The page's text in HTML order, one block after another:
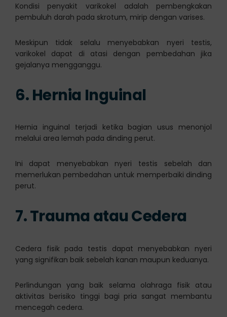
Kondisi penyakit varikokel adalah pembengkakan
pembuluh darah pada skrotum, mirip dengan varises.
Meskipun tidak selalu menyebabkan nyeri testis,
varikokel dapat di atasi dengan pembedahan jika
gejalanya mengganggu.
6. Hernia Inguinal
Hernia inguinal terjadi ketika bagian usus menonjol
melalui area lemah pada dinding perut.
Ini dapat menyebabkan nyeri testis sebelah dan
memerlukan pembedahan untuk memperbaiki dinding
perut.
7. Trauma atau Cedera
Cedera fisik pada testis dapat menyebabkan nyeri
yang signifikan baik sebelah kanan maupun keduanya.
Perlindungan yang baik selama olahraga fisik atau
aktivitas berisiko tinggi bagi pria sangat membantu
mencegah cedera.